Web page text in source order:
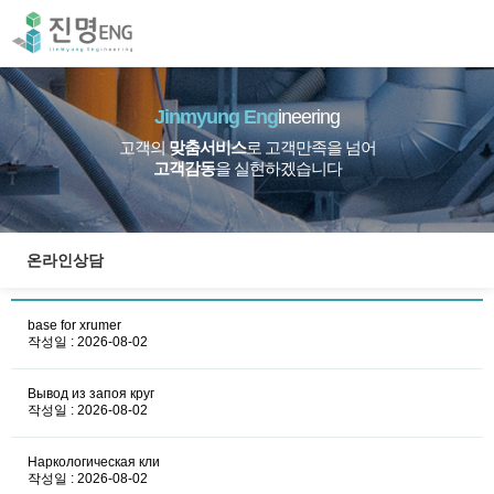
Jinmyung Engineering
고객의 맞춤서비스로 고객만족을 넘어
고객감동을 실현하겠습니다
온라인상담
base for xrumer
작성일 : 2026-08-02
Вывод из запоя круг
작성일 : 2026-08-02
Наркологическая кли
작성일 : 2026-08-02